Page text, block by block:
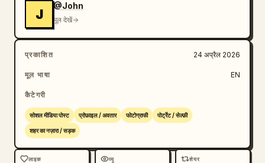
J
@John
मूल देखें
प्रकाशित 24 अप्रैल 2026
मूल भाषा EN
कैटेगरी
सोशल मीडिया पोस्ट प्रोफ़ाइल / अवतार फोटोग्राफी पोर्ट्रेट / सेल्फ़ी
शहर का नज़ारा / सड़क
लाइक व्यू शेयर